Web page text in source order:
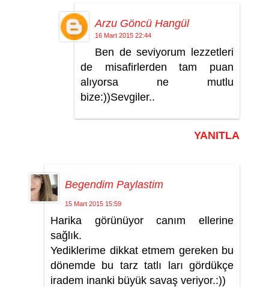
Arzu Göncü Hangül
16 Mart 2015 22:44
Ben de seviyorum lezzetleri
de misafirlerden tam puan
alıyorsa ne mutlu
bize:))Sevgiler..
YANITLA
Begendim Paylastim
15 Mart 2015 15:59
Harika görünüyor canım ellerine
sağlık.
Yediklerime dikkat etmem gereken bu
dönemde bu tarz tatlı ları gördükçe
iradem inanki büyük savaş veriyor.:))